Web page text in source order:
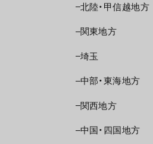
北陸・甲信越地方
関東地方
埼玉
中部・東海地方
関西地方
中国・四国地方